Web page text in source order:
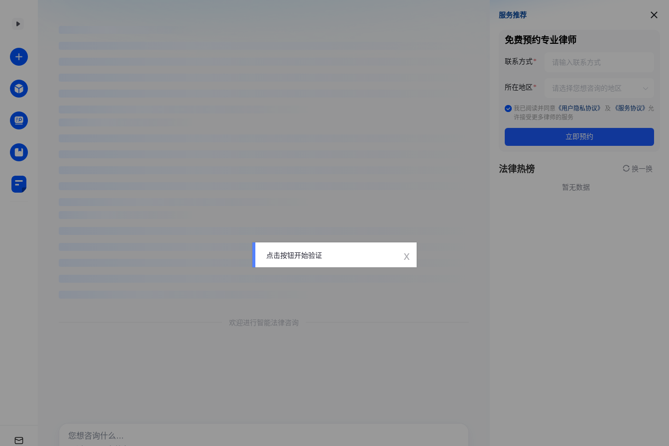
欢迎进行智能法律咨询
服务推荐
服务推荐
免费预约专业律师
联系方式
所在地区
我已阅读并同意 《用户隐私协议》 及 《服务协议》 允
许接受更多律师的服务
立即预约
法律热榜 换一换
暂无数据
点击按钮开始验证 x